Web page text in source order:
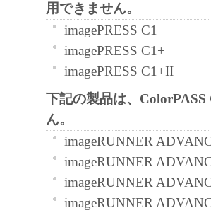
(2) お客様は、上記(1)に
するためのバックアップ
部、複製することができ
(3) 上記(1)および(2)に定
ヤノンのライセンサーの
るいは許諾されるもので
２．制限
(1) お客様は、再使用許
くは貸与その他の方法
用できません。
imagePRESS C1
imagePRESS C1+
imagePRESS C1+II
下記の製品は、
ん。
imageRUNNER
imageRUNNER
imageRUNNER
imageRUNNER